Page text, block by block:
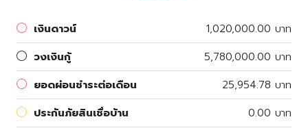
เงินดาวน์
1,020,000.00 บาท
วงเงินกู้
5,780,000.00 บาท
ยอดผ่อนชำระต่อเดือน
25,954.78 บาท
ประกันภัยสินเชื่อบ้าน
0.00 บาท